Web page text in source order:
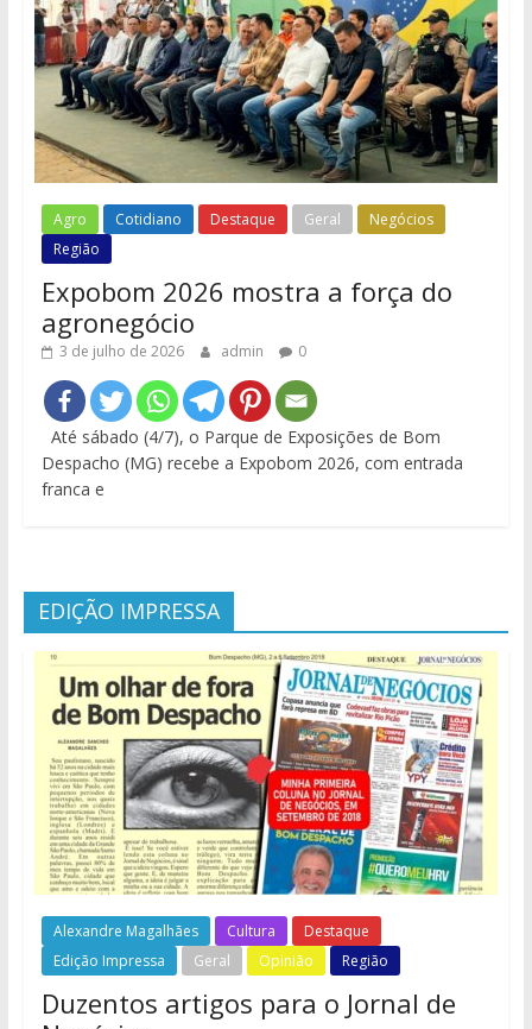
Agro Cotidiano Destaque Geral
Negócios
Região
Expobom 2026 mostra a força do
agronegócio
3 de julho de 2026 admin 0
Até sábado (4/7), o Parque de Exposições de Bom
Despacho (MG) recebe a Expobom 2026, com entrada
franca e
EDIÇÃO IMPRESSA
Alexandre Magalhães Cultura
Destaque
Edição Impressa
Geral Opinião Região
Duzentos artigos para o Jornal de